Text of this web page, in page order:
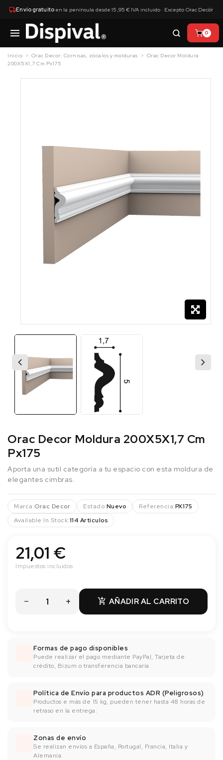
Envío gratuitoen la península desde 15,95 € IVA incluido · Excepto Orac Decor
×
0
Inicio Orac Decor: Cornisas, zócalos y molduras
Orac Decor Moldura
200X5X1,7 Cm Px175
Orac Decor Moldura 200X5X1,7 Cm
Px175
Aporta una sutil categoría a tu espacio con esta moldura de
elegantes cimbras.
Marca:Orac Decor Estado:Nuevo Referencia:PX175
Available In Stock:114 Artículos
21,01 €
Impuestos incluidos
 AÑADIR AL CARRITO
Formas de pago disponibles
Puede realizar el pago mediante PayPal, Tarjeta de
crédito, Bizum o transferencia bancaría.
Política de Envío para productos ADR (Peligrosos)
Productos e más de 15 kg, pueden tener hasta 48 horas de
retraso en la entrega.
Zonas de envío
Se realizan envíos a España, Portugal, Francia, Italia y
Alemania.